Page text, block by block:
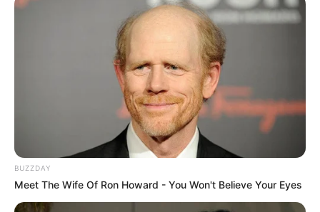
DESTAQUES DO MÊS
Prefeitura realiza a maior entrega de
motocicletas aos Agentes de Saúde da
história...
Agente de Saúde é indiciada por falsificar
visitas que nunca aconteceram.
4,61 bilhões para 2,7 milhões de
BUZZDAY
Meet The Wife Of Ron Howard - You Won't Believe Your Eyes